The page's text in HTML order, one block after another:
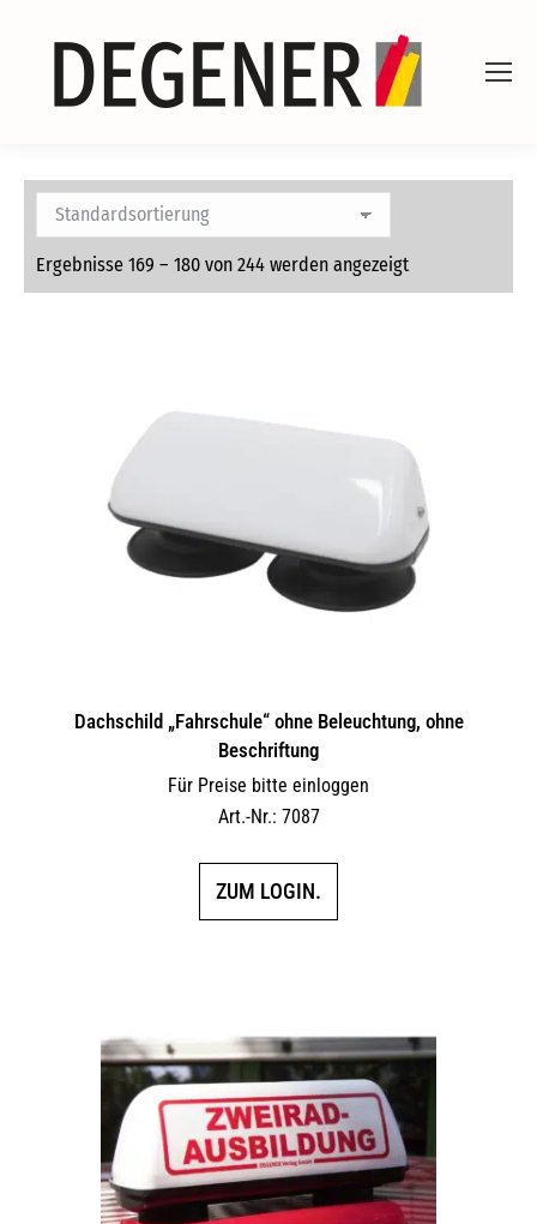
Ergebnisse 169 – 180 von 244 werden angezeigt
Dachschild „Fahrschule“ ohne Beleuchtung, ohne
Beschriftung
Für Preise bitte einloggen
Art.-Nr.: 7087
ZUM LOGIN.